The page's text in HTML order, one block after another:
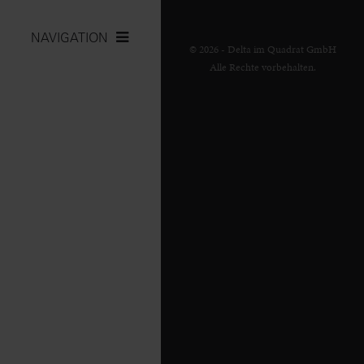
NAVIGATION
© 2026 - Delta im Quadrat GmbH
Alle Rechte vorbehalten.